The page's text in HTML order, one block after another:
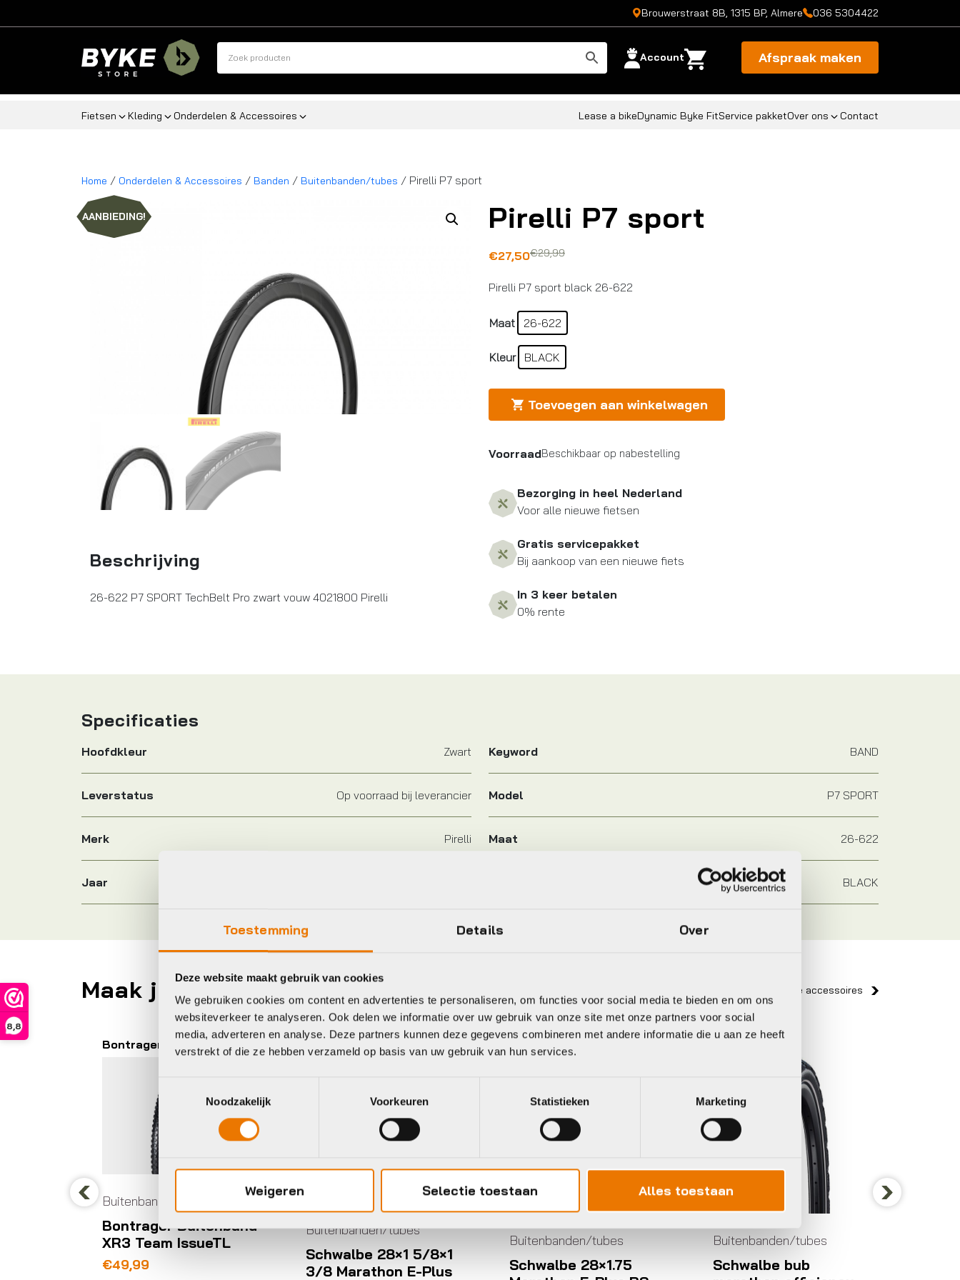
Toestemming Details Over
Deze website maakt gebruik van cookies
We gebruiken cookies om content en advertenties te personaliseren, om functies voor social media te bieden en om ons
websiteverkeer te analyseren. Ook delen we informatie over uw gebruik van onze site met onze partners voor social
media, adverteren en analyse. Deze partners kunnen deze gegevens combineren met andere informatie die u aan ze heeft
verstrekt of die ze hebben verzameld op basis van uw gebruik van hun services.
Noodzakelijk
Voorkeuren Statistieken Marketing
Weigeren Selectie toestaan Alles toestaan
8,8
Brouwerstraat 8B, 1315 BP, Almere 036 5304422
Account Afspraak maken
Fietsen Kleding Onderdelen & Accessoires Lease a bikeDynamic Byke FitService pakketOver ons Contact
Home / Onderdelen & Accessoires / Banden / Buitenbanden/tubes / Pirelli P7 sport
AANBIEDING!
Beschrijving
26-622 P7 SPORT TechBelt Pro zwart vouw 4021800 Pirelli
Pirelli P7 sport
€29,99
Oorspronkelijke
was:
€29,99.
€27,50
Huidige
is:
€27,50.
Pirelli P7 sport black 26-622
Maat 26-622
Kleur BLACK
Toevoegen aan winkelwagen
VoorraadBeschikbaar op nabestelling
Bezorging in heel Nederland
Voor alle nieuwe fietsen
Gratis servicepakket
Bij aankoop van een nieuwe fiets
In 3 keer betalen
0% rente
Specificaties
Hoofdkleur Zwart Keyword BAND
Leverstatus Op voorraad bij leverancier Model P7 SPORT
Merk Pirelli Maat 26-622
Jaar BLACK
Maak je fiets compleet Bekijk alle accessoires
Previous
Bontrager
Buitenbanden/tubes
Bontrager Buitenband
XR3 Team IssueTL
€49,99
Schwalbe
Buitenbanden/tubes
Schwalbe 28×1 5/8×1
3/8 Marathon E-Plus
Schwalbe
Buitenbanden/tubes
Schwalbe 28×1.75
Buitenbanden/tubes
Schwalbe bub
Next